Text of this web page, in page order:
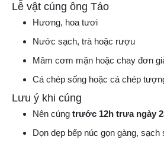
Lễ vật cúng ông Táo
Hương, hoa tươi
Nước sạch, trà hoặc rượu
Mâm cơm mặn hoặc chay đơn
Cá chép sống hoặc cá chép
Lưu ý khi cúng
Nên cúng trước 12h trưa ngày
Dọn dẹp bếp núc gọn gàng, sạch